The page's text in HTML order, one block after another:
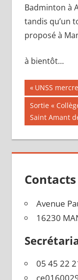
Badminton à
tandis qu’un
proposé à
à bientôt…
de
l’article
Publication
précédente :
UNSS
Publication
suivante :
Sortie «
Saint Amant
Contacts
Avenue
16230
05 45 22